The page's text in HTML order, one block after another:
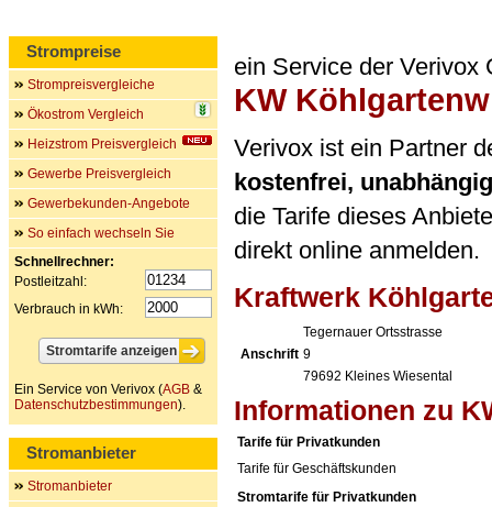
ein Service der Verivox
KW
Verivox ist ein Partner
kostenfrei,
die Tarife dieses
direkt online anmelden.
Kraftwerk
Anschrift
Tegernauer Ortsstrasse
9
79692 Kleines Wiesental
Informationen zu
Tarife für Privatkunden
Tarife für Geschäftskunden
Stromtarife für Privatkunden
Strompreise
Strompreisvergleiche
Ökostrom Vergleich
Heizstrom Preisvergleich
Gewerbe Preisvergleich
Gewerbekunden-Angebote
So einfach wechseln Sie
Schnellrechner:
Postleitzahl:
Verbrauch in kWh:
Ein Service von Verivox (AGB &
Datenschutzbestimmungen).
Stromanbieter
Stromanbieter